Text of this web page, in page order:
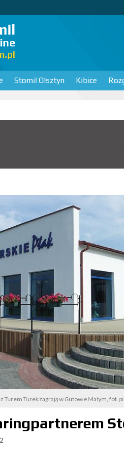
Stomil Olsztyn Kibice
Turem Turek zagrają w Gutowie Małym, fot.
2